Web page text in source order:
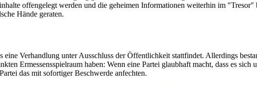
offengelegt werden und die geheimen Informationen weiterhin im
Hände geraten.
Verhandlung unter Ausschluss der Öffentlichkeit stattfindet. Allerdings
Ermessensspielraum haben: Wenn eine Partei glaubhaft macht, dass es sich
das mit sofortiger Beschwerde anfechten.